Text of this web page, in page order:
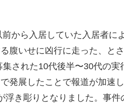
から入居していた入居者に
腹いせに凶行に走った、とさ
された10代後半〜30代の実
発展したことで報道が加速
き彫りとなりました。事